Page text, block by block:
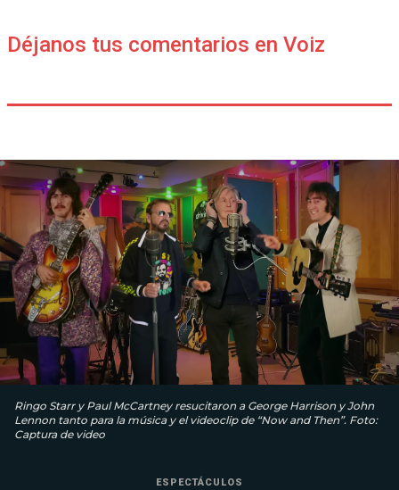
Déjanos tus comentarios en Voiz
Ringo Starr y Paul McCartney resucitaron a George Harrison y John
Lennon tanto para la música y el videoclip de “Now and Then”. Foto:
Captura de video
ESPECTÁCULOS